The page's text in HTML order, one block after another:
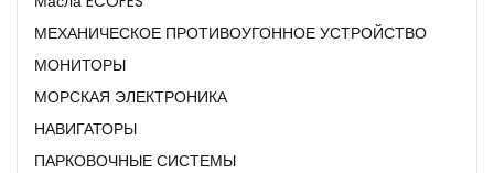
МЕХАНИЧЕСКОЕ ПРОТИВОУГОННОЕ УСТРОЙСТВО
МОНИТОРЫ
МОРСКАЯ ЭЛЕКТРОНИКА
НАВИГАТОРЫ
ПАРКОВОЧНЫЕ СИСТЕМЫ